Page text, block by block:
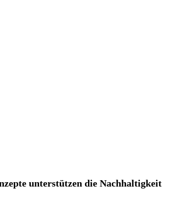
unterstützen die Nachhaltigkeit